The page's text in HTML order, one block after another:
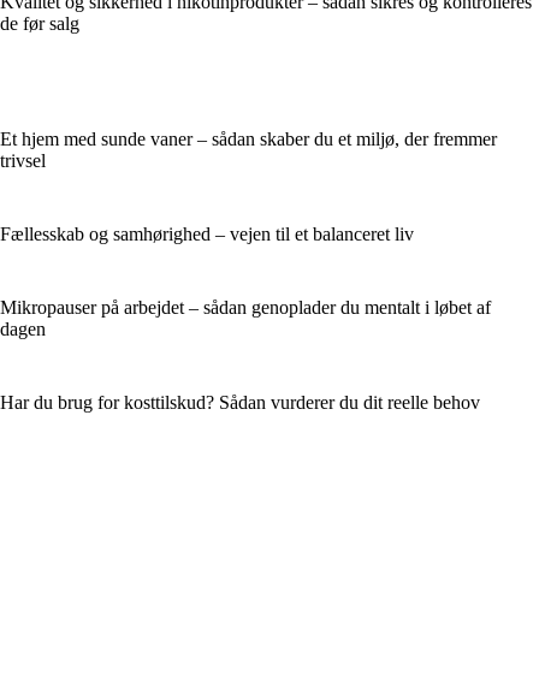
de før salg
Et hjem med sunde vaner – sådan skaber du et miljø, der fremmer
trivsel
Fællesskab og samhørighed – vejen til et balanceret liv
Mikropauser på arbejdet – sådan genoplader du mentalt i løbet af
dagen
Har du brug for kosttilskud? Sådan vurderer du dit reelle behov